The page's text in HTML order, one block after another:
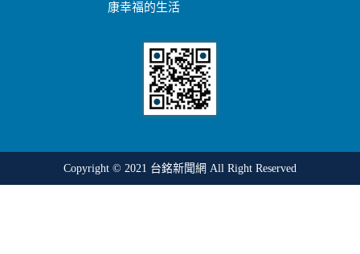
康幸福的生活
Copyright © 2021 台銘新聞網 All Right Reserved